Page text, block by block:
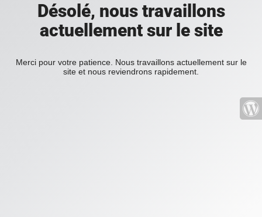
Désolé, nous travaillons
actuellement sur le site
Merci pour votre patience. Nous travaillons actuellement sur le
site et nous reviendrons rapidement.